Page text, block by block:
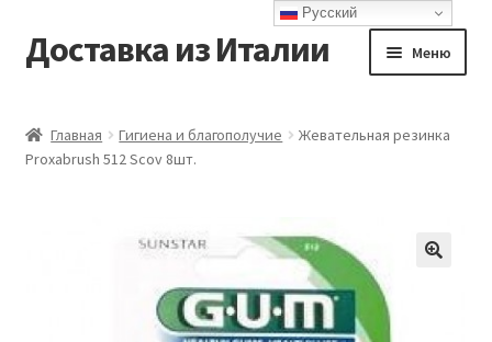
Перейти
к
Перейти
к
Доставка из Италии Меню
Доставка
Главная Гигиена и благополучие
Жевательная резинка
Proxabrush 512 Scov 8шт.
Русский